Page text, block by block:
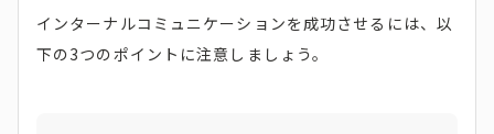
インターナルコミュニケーションを成功させるには、以
下の3つのポイントに注意しましょう。